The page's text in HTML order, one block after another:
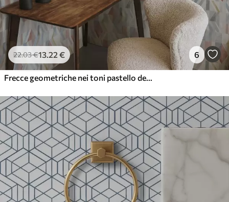
22.03€13.22 € 6
Frecce geometriche nei toni pastello del rosso e del blu